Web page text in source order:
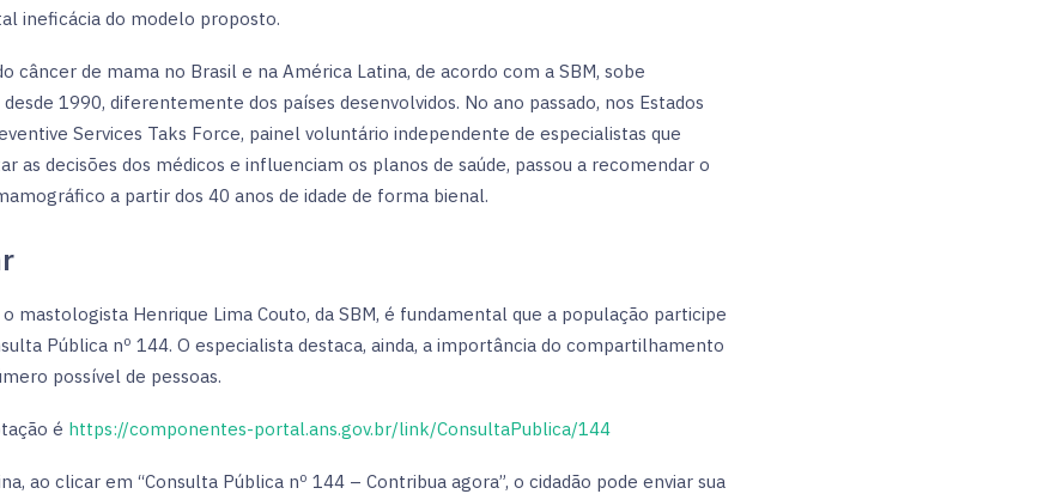
ineficácia do modelo proposto.
câncer de mama no Brasil e na América Latina, de acordo com a SBM, sobe
1990, diferentemente dos países desenvolvidos. No ano passado, nos Estados
Services Taks Force, painel voluntário independente de especialistas que
as decisões dos médicos e influenciam os planos de saúde, passou a recomendar o
a partir dos 40 anos de idade de forma bienal.
mastologista Henrique Lima Couto, da SBM, é fundamental que a população participe
Pública nº 144. O especialista destaca, ainda, a importância do compartilhamento
possível de pessoas.
é https://componentes-portal.ans.gov.br/link/ConsultaPublica/144
ao clicar em “Consulta Pública nº 144 – Contribua agora”, o cidadão pode enviar sua